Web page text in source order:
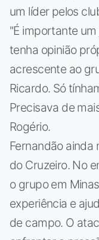
um líder pelos
"É importante
tenha opinião
acrescente ao
Ricardo. Só
Precisava de
Rogério.
Fernandão ainda
do Cruzeiro. No
o grupo em
experiência e
de campo. O